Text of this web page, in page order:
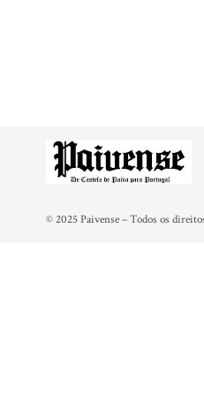
© 2025 Paivense – Todos os